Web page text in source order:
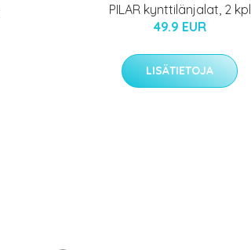
PILAR kynttilänjalat, 2 kpl
49.9 EUR
LISÄTIETOJA